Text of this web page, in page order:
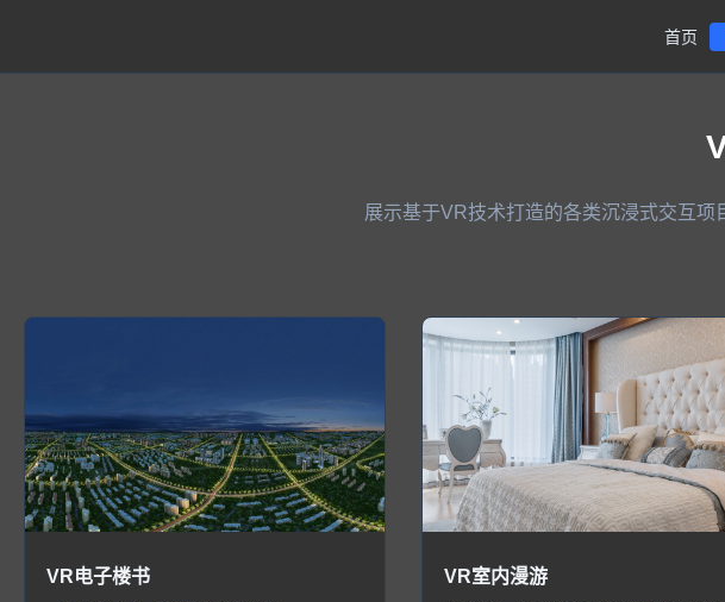
首页
展示基于VR技术打造的各类沉浸式交互
VR电子楼书 VR室内漫游